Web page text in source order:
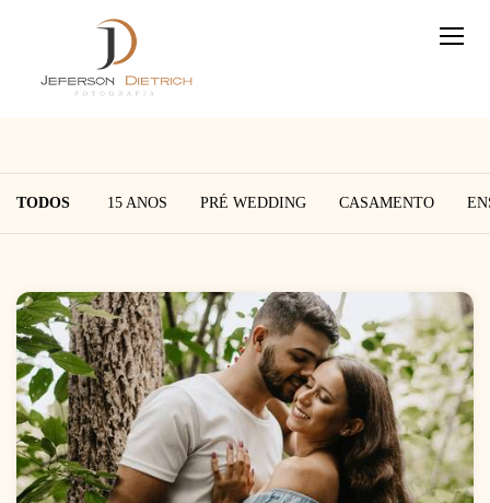
TODOS 15 ANOS PRÉ WEDDING CASAMENTO